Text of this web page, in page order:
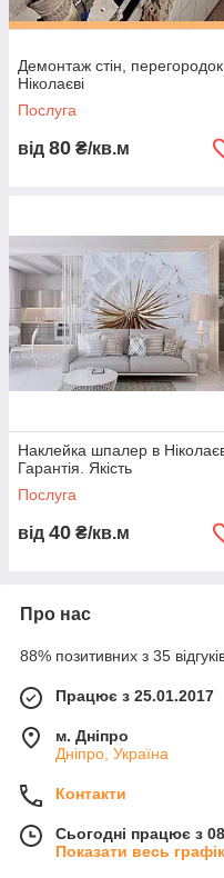
Демонтаж стін,
Ніколаєві
Послуга
від 80 ₴/кв.м
Наклейка шпалер в
Гарантія. Якість
Послуга
від 40 ₴/кв.м
Про нас
88% позитивних з 35
Працює з 25.01.2017
м. Дніпро
Дніпро, Україна
Контакти
Сьогодні працює з
Показати весь